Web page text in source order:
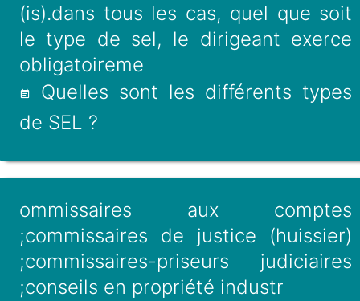
(is).dans tous les cas, quel que soit
le type de sel, le dirigeant exerce
obligatoireme
Quelles sont les différents types
de SEL ?
ommissaires aux comptes
;commissaires de justice (huissier)
;commissaires-priseurs judiciaires
;conseils en propriété industr